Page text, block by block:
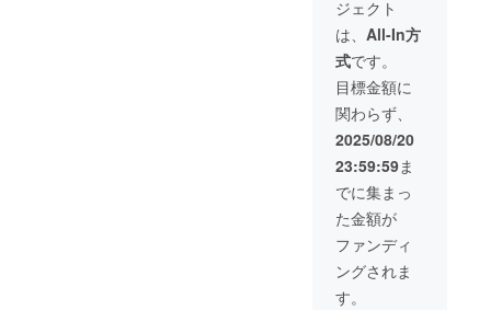
お届け
いたし
ます。
内容：
・グ
リップ
交換の
工賃チ
（10本
分） ※
グリッ
プ本体
の費用
は別途
かかり
約30%
オフの
特別返
礼に加
え、感
謝の気
持ちを
込めた
メッ
セージ
と進捗
報告も
お届け
しま
す。 内
容： ・
ジェク
トの経
過報告
つき サ
ムズ
アップ
TOKYO
の施設
をお得
にご利
用いた
だけ
る、回
数券
（15回
分）を
ジェクト
は、 All-In方
式です。
目標金額に
関わらず、
2025/08/20
23:59:59ま
でに集まっ
た金額が
ファンディ
ングされま
す。